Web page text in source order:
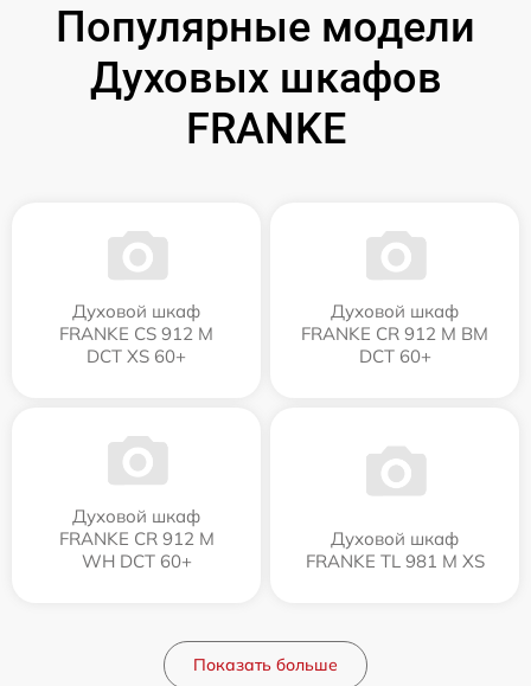
Популярные модели
Духовых шкафов
FRANKE
Духовой шкаф
FRANKE CS 912 M
DCT XS 60+
Духовой шкаф
FRANKE CR 912 M BM
DCT 60+
Духовой шкаф
FRANKE CR 912 M
WH DCT 60+
Духовой шкаф
FRANKE TL 981 M XS
Показать больше